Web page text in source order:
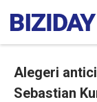
Alegeri
Sebastian